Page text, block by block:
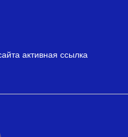
активная ссылка